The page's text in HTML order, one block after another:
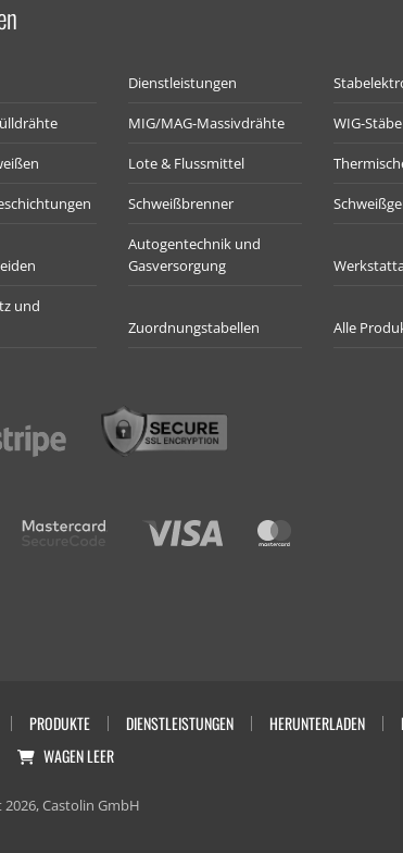
Dienstleistungen
MIG/MAG-Massivdrähte WIG-Stäbe
Lote & Flussmittel
Schweißbrenner
Autogentechnik und
Gasversorgung
und
Zuordnungstabellen Alle
PRODUKTE DIENSTLEISTUNGEN HERUNTERLADEN
WAGENLEER
Castolin GmbH